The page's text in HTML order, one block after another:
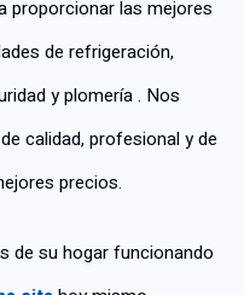
proporcionar las mejores
de refrigeración,
y plomería . Nos
calidad, profesional y de
precios.
de su hogar funcionando